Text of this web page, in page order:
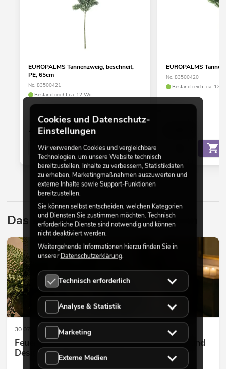
EUROPALMS Tannenzweig, beschneit,
PE, 65cm
No. 83500421
Bestand reicht ca. 12 Wo.
4,90€
EUROPALMS
No. 83500420
Bestand reicht ca. 12
Das könnte Sie auch interessieren
30.07.2026
Feuerhemmende Kunstpflanzen: Sicherheit und
Design perfekt kombiniert
DEKORATION
Cookies und Datenschutz-
Einstellungen
Wir verwenden Cookies und vergleichbare
Technologien, um unsere Website technisch
bereitzustellen, Inhalte zu verbessern, Statistikdaten
zu erheben, Marketingmaßnahmen auszuwerten und
externe Inhalte sowie Support-Funktionen
bereitzustellen.
Sie können selbst entscheiden, welchen Kategorien
und Diensten Sie zustimmen möchten. Technisch
erforderliche Dienste sind notwendig und können
nicht deaktiviert werden.
Weitergehende Informationen hierzu finden Sie in
unsererDatenschutzerklärung.
Technisch erforderlich
Analyse & Statistik
Marketing
Externe Medien